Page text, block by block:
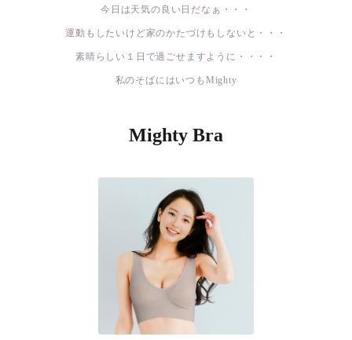
今日は天気の良い日だなぁ・・・
運動もしたいけど家のかたづけもしないと・・・
素晴らしい１日で過ごせますように・・・・
私のそばにはいつもMighty
Mighty Bra